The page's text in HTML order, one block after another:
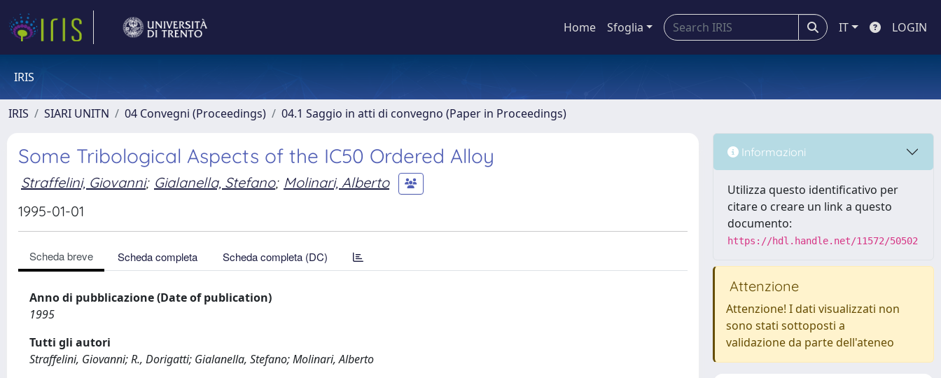
Home Sfoglia IT LOGIN
IRIS
IRIS SIARI UNITN 04 Convegni (Proceedings) 04.1 Saggio in atti di convegno (Paper in Proceedings)
Some Tribological Aspects of the IC50 Ordered Alloy
Straffelini, Giovanni; Gialanella, Stefano; Molinari, Alberto
1995-01-01
Scheda breve Scheda completa Scheda completa (DC)
Anno di pubblicazione (Date of publication)
1995
Tutti gli autori
Straffelini, Giovanni; R., Dorigatti; Gialanella, Stefano; Molinari, Alberto
Informazioni
Utilizza questo identificativo per
citare o creare un link a questo
documento:
https://hdl.handle.net/11572/50502
Attenzione
Attenzione! I dati visualizzati non
sono stati sottoposti a
validazione da parte dell'ateneo